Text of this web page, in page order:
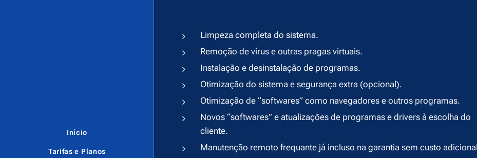
Início
Tarifas e Planos
Limpeza completa do sistema.
Remoção de vírus e outras pragas virtuais.
Instalação e desinstalação de programas.
Otimização do sistema e segurança extra (opcional).
Otimização de “softwares” como navegadores e outros programas.
Novos “softwares” e atualizações de programas e drivers à escolha do
cliente.
Manutenção remoto frequante já incluso na garantia sem custo